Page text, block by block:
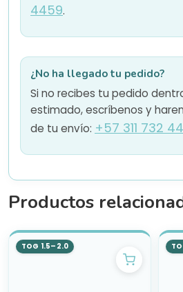
4459.
¿No ha llegado tu pedido?
Si no recibes tu pedido
estimado, escríbenos y
de tu envío: +57 311 732
Productos
TOG 1.5–2.0